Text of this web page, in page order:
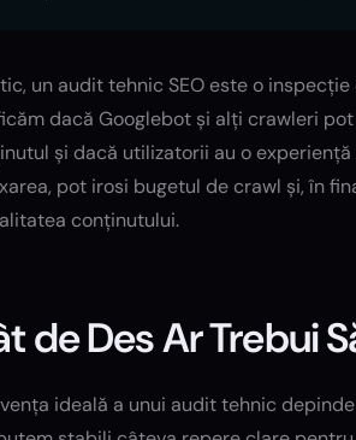
un audit tehnic SEO este o
dacă Googlebot și alți crawleri
și dacă utilizatorii au o
pot irosi bugetul de crawl și, în
conținutului.
de Des Ar Trebui
ideală a unui audit tehnic